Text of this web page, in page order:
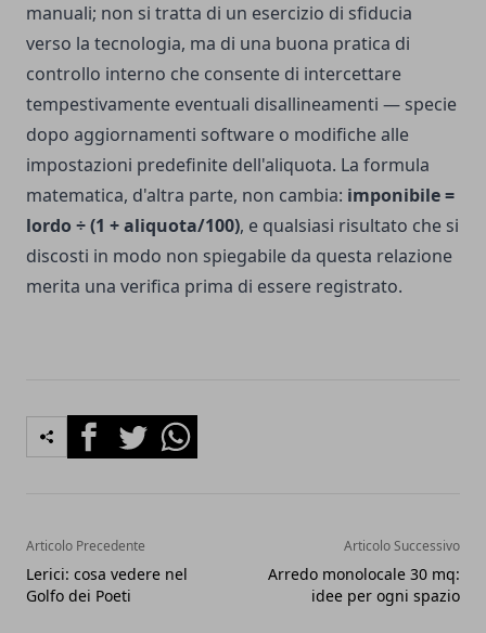
manuali; non si tratta di un esercizio di sfiducia
verso la tecnologia, ma di una buona pratica di
controllo interno che consente di intercettare
tempestivamente eventuali disallineamenti — specie
dopo aggiornamenti software o modifiche alle
impostazioni predefinite dell'aliquota. La formula
matematica, d'altra parte, non cambia: imponibile =
lordo ÷ (1 + aliquota/100), e qualsiasi risultato che si
discosti in modo non spiegabile da questa relazione
merita una verifica prima di essere registrato.
FacebookTwitterWhatsapp
Articolo Precedente
Lerici: cosa vedere nel
Golfo dei Poeti
Articolo Successivo
Arredo monolocale 30 mq:
idee per ogni spazio